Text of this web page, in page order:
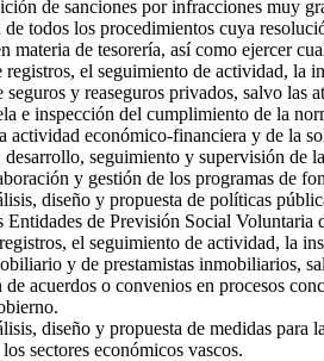
de sanciones por infracciones muy
todos los procedimientos cuya
materia de tesorería, así como ejercer
el seguimiento de actividad, la
y reaseguros privados, salvo las
e inspección del cumplimiento de la
actividad económico-financiera y de la
seguimiento y supervisión de
y gestión de los programas de
diseño y propuesta de políticas
Entidades de Previsión Social Voluntaria
el seguimiento de actividad, la
y de prestamistas inmobiliarios,
acuerdos o convenios en procesos
diseño y propuesta de medidas
sectores económicos vascos.